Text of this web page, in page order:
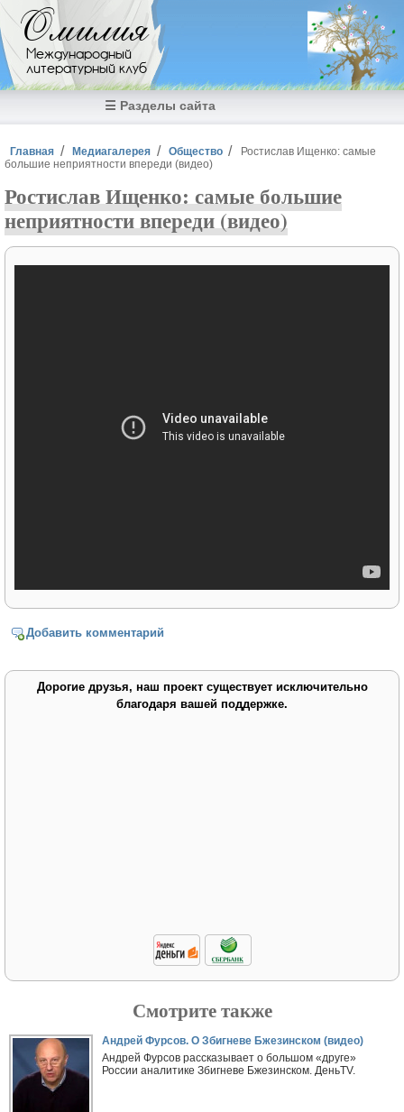
Перейти к основному содержанию
Омилия
Международный
литературный клуб
☰ Разделы сайта
Вы здесь
Главная Медиагалерея Общество
Ростислав Ищенко: самые
большие неприятности впереди (видео)
Ростислав Ищенко: самые большие
неприятности впереди (видео)
Добавить комментарий
Дорогие друзья, наш проект существует исключительно
благодаря вашей поддержке.
Смотрите также
Андрей Фурсов. О Збигневе Бжезинском (видео)
Андрей Фурсов рассказывает о большом «друге»
России аналитике Збигневе Бжезинском. ДеньTV.